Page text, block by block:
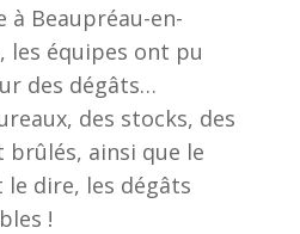
à Beaupréau-en-
les équipes ont pu
des dégâts…
des stocks, des
brûlés, ainsi que le
dire, les dégâts
!